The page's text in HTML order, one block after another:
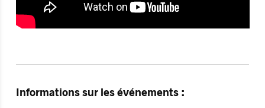
Informations sur les événements :